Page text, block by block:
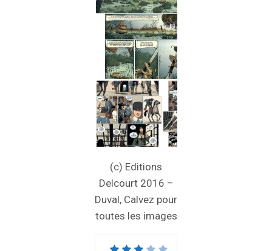
(c) Editions
Delcourt 2016 –
Duval, Calvez pour
toutes les images